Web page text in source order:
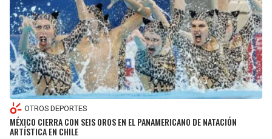
OTROS DEPORTES
MÉXICO CIERRA CON SEIS OROS EN EL PANAMERICANO DE NATACIÓN
ARTÍSTICA EN CHILE